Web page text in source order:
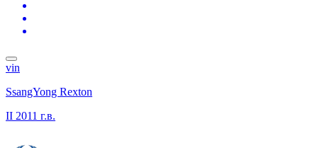
vin
SsangYong Rexton
II 2011 г.в.